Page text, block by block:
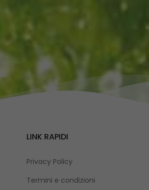
LINK RAPIDI
Privacy Policy
Termini e condizioni